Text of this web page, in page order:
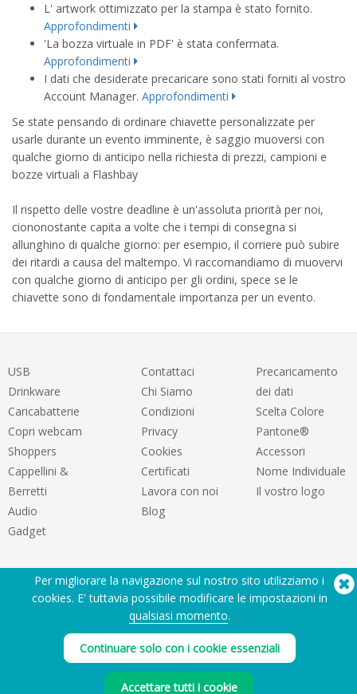
L' artwork ottimizzato per la stampa è stato fornito.
Approfondimenti
'La bozza virtuale in PDF' è stata confermata.
Approfondimenti
I dati che desiderate precaricare sono stati forniti al vostro
Account Manager. Approfondimenti
Se state pensando di ordinare chiavette personalizzate per
usarle durante un evento imminente, è saggio muoversi con
qualche giorno di anticipo nella richiesta di prezzi, campioni e
bozze virtuali a Flashbay
Il rispetto delle vostre deadline è un'assoluta priorità per noi,
ciononostante capita a volte che i tempi di consegna si
allunghino di qualche giorno: per esempio, il corriere può subire
dei ritardi a causa del maltempo. Vi raccomandiamo di muovervi
con qualche giorno di anticipo per gli ordini, spece se le
chiavette sono di fondamentale importanza per un evento.
USB
Drinkware
Caricabatterie
Copri webcam
Shoppers
Cappellini &
Berretti
Audio
Gadget
Contattaci
Chi Siamo
Condizioni
Privacy
Cookies
Certificati
Lavora con noi
Blog
Precaricamento
dei dati
Scelta Colore
Pantone®
Accessori
Nome Individuale
Il vostro logo
Hai bisogno di aiuto? Tel:(650) 938-3500 (US)
Copyright © 2026 Flashbay
Per migliorare la navigazione sul nostro sito utilizziamo i
cookies. E' tuttavia possibile modificare le impostazioni in
qualsiasi momento.
Continuare solo con i cookie essenziali
Accettare tutti i cookie